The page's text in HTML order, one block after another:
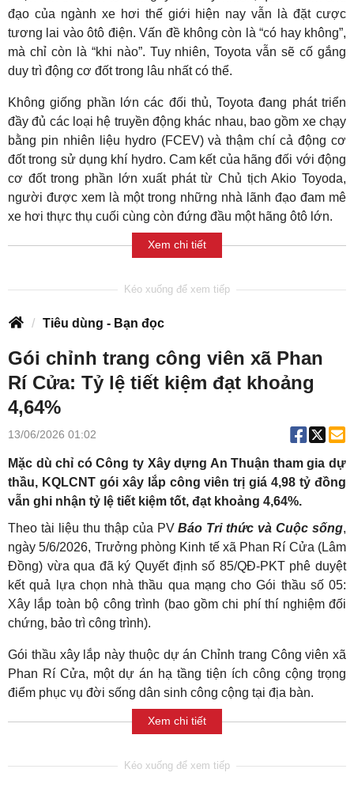
đạo của ngành xe hơi thế giới hiện nay vẫn là đặt cược
tương lai vào ôtô điện. Vấn đề không còn là “có hay không”,
mà chỉ còn là “khi nào”. Tuy nhiên, Toyota vẫn sẽ cố gắng
duy trì động cơ đốt trong lâu nhất có thể.
Không giống phần lớn các đối thủ, Toyota đang phát triển
đầy đủ các loại hệ truyền động khác nhau, bao gồm xe chạy
bằng pin nhiên liệu hydro (FCEV) và thậm chí cả động cơ
đốt trong sử dụng khí hydro. Cam kết của hãng đối với động
cơ đốt trong phần lớn xuất phát từ Chủ tịch Akio Toyoda,
người được xem là một trong những nhà lãnh đạo đam mê
xe hơi thực thụ cuối cùng còn đứng đầu một hãng ôtô lớn.
Xem chi tiết
Tiêu dùng - Bạn đọc
Gói chỉnh trang công viên xã Phan
Rí Cửa: Tỷ lệ tiết kiệm đạt khoảng
4,64%
13/06/2026 01:02
Mặc dù chỉ có Công ty Xây dựng An Thuận tham gia dự
thầu, KQLCNT gói xây lắp công viên trị giá 4,98 tỷ đồng
vẫn ghi nhận tỷ lệ tiết kiệm tốt, đạt khoảng 4,64%.
Theo tài liệu thu thập của PVBáo Tri thức và Cuộc sống,
ngày 5/6/2026, Trưởng phòng Kinh tế xã Phan Rí Cửa (Lâm
Đồng) vừa qua đã ký Quyết định số 85/QĐ-PKT phê duyệt
kết quả lựa chọn nhà thầu qua mạng cho Gói thầu số 05:
Xây lắp toàn bộ công trình (bao gồm chi phí thí nghiệm đối
chứng, bảo trì công trình).
Gói thầu xây lắp này thuộc dự án Chỉnh trang Công viên xã
Phan Rí Cửa, một dự án hạ tầng tiện ích công cộng trọng
điểm phục vụ đời sống dân sinh công cộng tại địa bàn.
Xem chi tiết